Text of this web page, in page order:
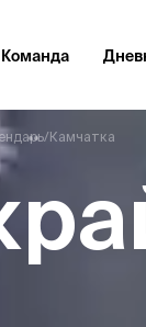
Команда
/Камчатка